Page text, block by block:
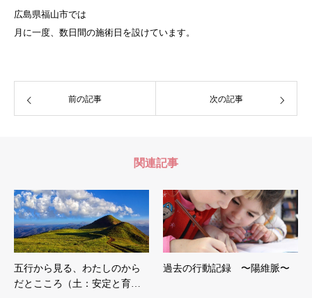
広島県福山市では
月に一度、数日間の施術日を設けています。
前の記事 次の記事
関連記事
五行から見る、わたしのから
だとこころ（土：安定と育…
過去の行動記録 〜陽維脈〜